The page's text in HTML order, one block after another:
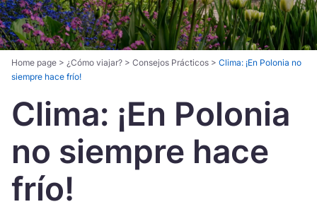
Nederlands 日本語
Português Norsk
Україна
Zamknij
Home page > ¿Cómo viajar? > Consejos Prácticos > Clima: ¡En Polonia no
siempre hace frío!
Clima: ¡En Polonia
no siempre hace
frío!